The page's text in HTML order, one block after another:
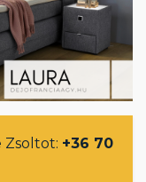
Zsoltot: +36 70